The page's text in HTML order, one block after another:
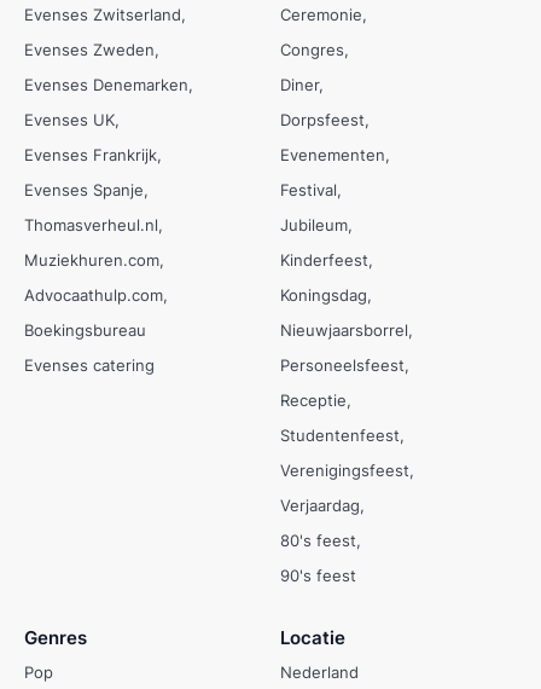
Evenses Zwitserland
Evenses Zweden
Evenses Denemarken
Evenses UK
Evenses Frankrijk
Evenses Spanje
Thomasverheul.nl
Muziekhuren.com
Advocaathulp.com
Boekingsbureau
Evenses catering
Ceremonie
Congres
Diner
Dorpsfeest
Evenementen
Festival
Jubileum
Kinderfeest
Koningsdag
Nieuwjaarsborrel
Personeelsfeest
Receptie
Studentenfeest
Verenigingsfeest
Verjaardag
80's feest
90's feest
Genres
Pop
Locatie
Nederland